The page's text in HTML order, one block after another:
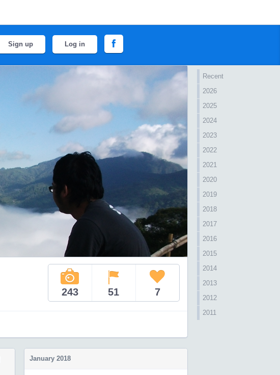
Sign up Log in
Recent
2026
2025
2024
2023
2022
2021
2020
2019
2018
2017
2016
2015
2014
2013
2012
2011
243 51 7
January 2018